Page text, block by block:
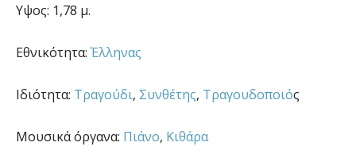
Υψος: 1,78 μ.
Εθνικότητα: Έλληνας
Ιδιότητα: Τραγούδι, Συνθέτης, Τραγουδοποιός
Μουσικά όργανα: Πιάνο, Κιθάρα